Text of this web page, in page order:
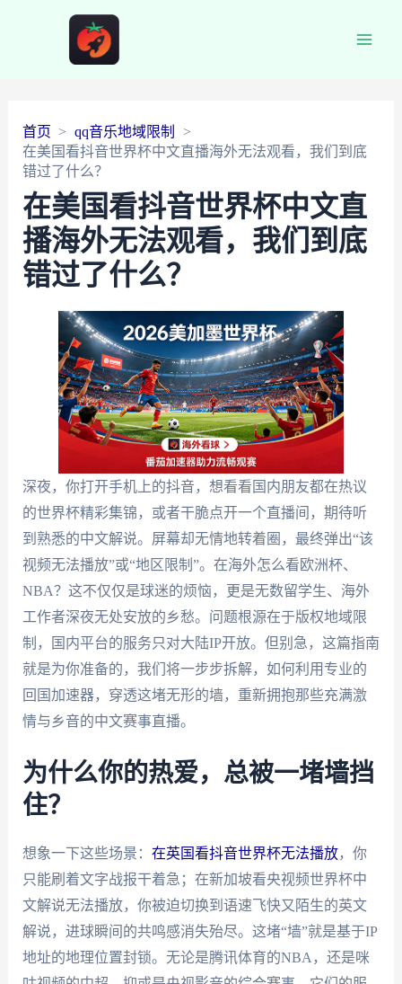
首页
qq音乐地域限制
在美国看抖音世界杯中文直播海外无法观看，我们到底
错过了什么？
在美国看抖音世界杯中文直
播海外无法观看，我们到底
错过了什么？
深夜，你打开手机上的抖音，想看看国内朋友都在热议
的世界杯精彩集锦，或者干脆点开一个直播间，期待听
到熟悉的中文解说。屏幕却无情地转着圈，最终弹出“该
视频无法播放”或“地区限制”。在海外怎么看欧洲杯、
NBA？这不仅仅是球迷的烦恼，更是无数留学生、海外
工作者深夜无处安放的乡愁。问题根源在于版权地域限
制，国内平台的服务只对大陆IP开放。但别急，这篇指南
就是为你准备的，我们将一步步拆解，如何利用专业的
回国加速器，穿透这堵无形的墙，重新拥抱那些充满激
情与乡音的中文赛事直播。
为什么你的热爱，总被一堵墙挡
住？
想象一下这些场景： 在英国看抖音世界杯无法播放，你
只能刷着文字战报干着急；在新加坡看央视频世界杯中
文解说无法播放，你被迫切换到语速飞快又陌生的英文
解说，进球瞬间的共鸣感消失殆尽。这堵“墙”就是基于IP
地址的地理位置封锁。无论是腾讯体育的NBA，还是咪